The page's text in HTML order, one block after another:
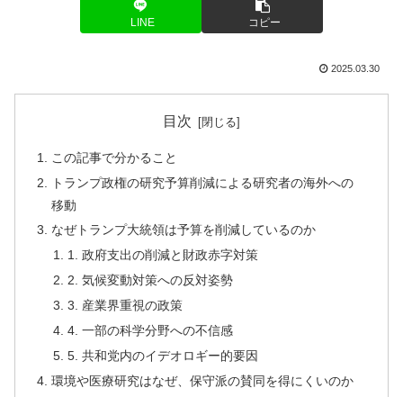
LINE コピー
2025.03.30
目次
この記事で分かること
トランプ政権の研究予算削減による研究者の海外への
移動
なぜトランプ大統領は予算を削減しているのか
1. 政府支出の削減と財政赤字対策
2. 気候変動対策への反対姿勢
3. 産業界重視の政策
4. 一部の科学分野への不信感
5. 共和党内のイデオロギー的要因
環境や医療研究はなぜ、保守派の賛同を得にくいのか